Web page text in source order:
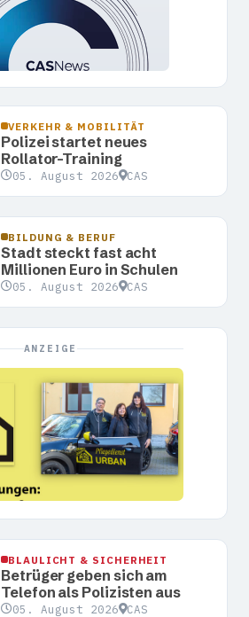
VERKEHR & MOBILITÄT
Polizei startet neues
Rollator-Training
05. August 2026 CAS
BILDUNG & BERUF
Stadt steckt fast acht
Millionen Euro in Schulen
05. August 2026 CAS
ANZEIGE
BLAULICHT & SICHERHEIT
Betrüger geben sich am
Telefon als Polizisten aus
05. August 2026 CAS